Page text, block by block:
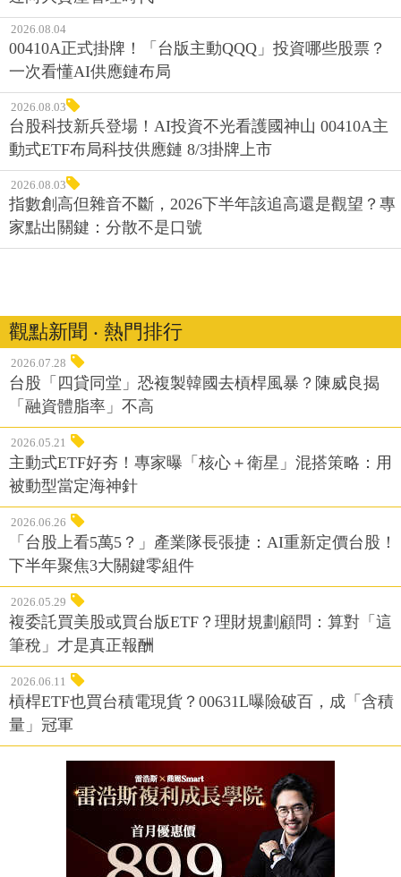
2026.08.04
00410A正式掛牌！「台版主動QQQ」投資哪些股票？
一次看懂AI供應鏈布局
2026.08.03
台股科技新兵登場！AI投資不光看護國神山 00410A主
動式ETF布局科技供應鏈 8/3掛牌上市
2026.08.03
指數創高但雜音不斷，2026下半年該追高還是觀望？專
家點出關鍵：分散不是口號
觀點新聞 ‧ 熱門排行
2026.07.28
台股「四貸同堂」恐複製韓國去槓桿風暴？陳威良揭
「融資體脂率」不高
2026.05.21
主動式ETF好夯！專家曝「核心＋衛星」混搭策略：用
被動型當定海神針
2026.06.26
「台股上看5萬5？」產業隊長張捷：AI重新定價台股！
下半年聚焦3大關鍵零組件
2026.05.29
複委託買美股或買台版ETF？理財規劃顧問：算對「這
筆稅」才是真正報酬
2026.06.11
槓桿ETF也買台積電現貨？00631L曝險破百，成「含積
量」冠軍